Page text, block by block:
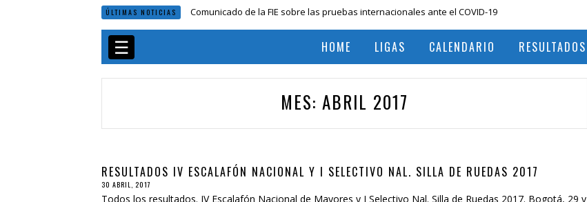
ÚLTIMAS NOTICIAS
Comunicado de la FIE sobre las pruebas internacionales ante el COVID-19
Epee Grand Prix 2023 – Cali, Colombia
HOME LIGAS CALENDARIO RESULTADOS
☰
MES: ABRIL 2017
RESULTADOS IV ESCALAFÓN NACIONAL Y I SELECTIVO NAL. SILLA DE RUEDAS 2017
30 ABRIL, 2017
Todos los resultados. IV Escalafón Nacional de Mayores y I Selectivo Nal. Silla de Ruedas 2017. Bogotá, 29 y